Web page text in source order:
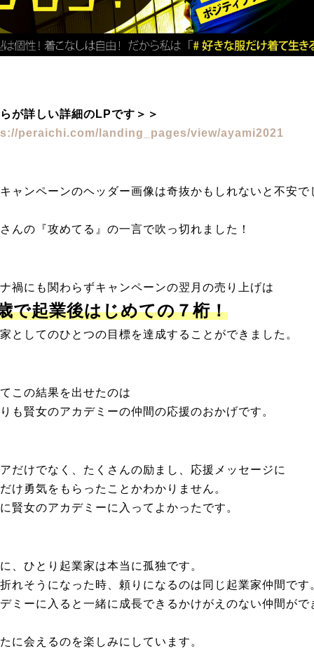
が詳しい詳細のLPです＞＞
peraichi.com/landing_pages/view/ayami2021
ャンペーンのヘッダー画像は奇抜かもしれないと不安で
んの『攻めてる』の一言で吹っ切れました！
禍にも関わらずキャンペーンの翌月の売り上げは
で起業後はじめての７桁！
としてのひとつの目標を達成することができました。
この結果を出せたのは
も賢女のアカデミーの仲間の応援のおかげです。
だけでなく、たくさんの励まし、応援メッセージに
け勇気をもらったことかわかりません。
賢女のアカデミーに入ってよかったです。
、ひとり起業家は本当に孤独です。
れそうになった時、頼りになるのは同じ起業家仲間です
ミーに入ると一緒に成長できるかけがえのない仲間がで
に会えるのを楽しみにしています。